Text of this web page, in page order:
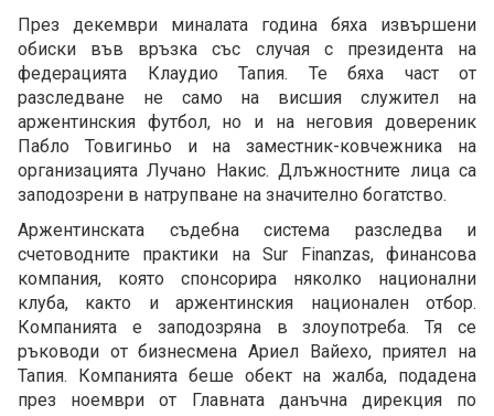
През декември миналата година бяха извършени
обиски във връзка със случая с президента на
федерацията Клаудио Тапия. Те бяха част от
разследване не само на висшия служител на
аржентинския футбол, но и на неговия довереник
Пабло Товигиньо и на заместник-ковчежника на
организацията Лучано Накис. Длъжностните лица са
заподозрени в натрупване на значително богатство.
Аржентинската съдебна система разследва и
счетоводните практики на Sur Finanzas, финансова
компания, която спонсорира няколко национални
клуба, както и аржентинския национален отбор.
Компанията е заподозряна в злоупотреба. Тя се
ръководи от бизнесмена Ариел Вайехо, приятел на
Тапия. Компанията беше обект на жалба, подадена
през ноември от Главната данъчна дирекция по